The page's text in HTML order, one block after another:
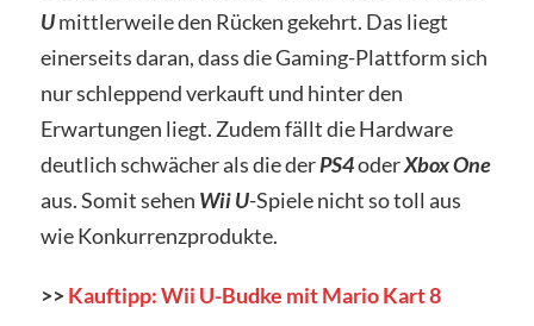
Umittlerweile den Rücken gekehrt. Das liegt
einerseits daran, dass die Gaming-Plattform sich
nur schleppend verkauft und hinter den
Erwartungen liegt. Zudem fällt die Hardware
deutlich schwächer als die derPS4oderXbox One
aus. Somit sehen Wii U-Spiele nicht so toll aus
wie Konkurrenzprodukte.
>> Kauftipp: Wii U-Budke mit Mario Kart 8